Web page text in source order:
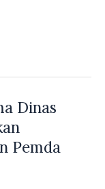
Dinas
Pemda